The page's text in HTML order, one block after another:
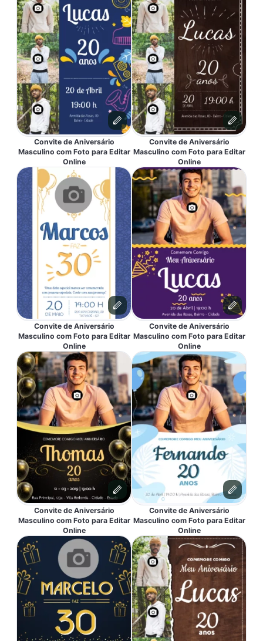
Convite de Aniversário
Masculino com Foto para Editar
Online
Convite de Aniversário
Masculino com Foto para Editar
Online
Convite de Aniversário
Masculino com Foto para Editar
Online
Convite de Aniversário
Masculino com Foto para Editar
Online
Convite de Aniversário
Masculino com Foto para Editar
Online
Convite de Aniversário
Masculino com Foto para Editar
Online